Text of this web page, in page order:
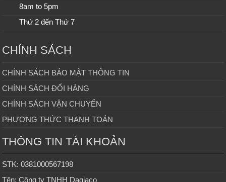
8am to 5pm
Thứ 2 đến Thứ 7
CHÍNH SÁCH
CHÍNH SÁCH BẢO MẬT THÔNG TIN
CHÍNH SÁCH ĐỔI HÀNG
CHÍNH SÁCH VẬN CHUYỂN
PHƯƠNG THỨC THANH TOÁN
THÔNG TIN TÀI KHOẢN
STK: 0381000567198
Tên: Công ty TNHH Dagiaco